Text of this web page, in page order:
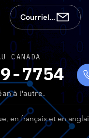
Courriel...
CANADA
7754
à l'autre.
en français et en